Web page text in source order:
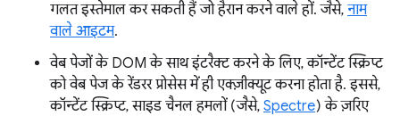
गलत इस्तेमाल कर सकती हैं जो हैरान करने वाले हों. जैसे, नाम
वाले आइटम.
वेब पेजों के DOM के साथ इंटरैक्ट करने के लिए, कॉन्टेंट स्क्रिप्ट
को वेब पेज के रेंडरर प्रोसेस में ही एक्ज़ीक्यूट करना होता है. इससे,
कॉन्टेंट स्क्रिप्ट, साइड चैनल हमलों (जैसे, Spectre) के ज़रिए